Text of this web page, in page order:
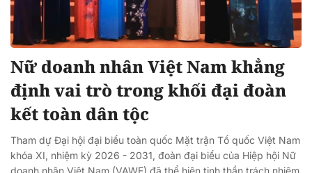
Nữ doanh nhân Việt Nam khẳng
định vai trò trong khối đại đoàn
kết toàn dân tộc
Tham dự Đại hội đại biểu toàn quốc Mặt trận Tổ quốc Việt Nam
khóa XI, nhiệm kỳ 2026 - 2031, đoàn đại biểu của Hiệp hội Nữ
doanh nhân Việt Nam (VAWE) đã thể hiện tinh thần trách nhiệm